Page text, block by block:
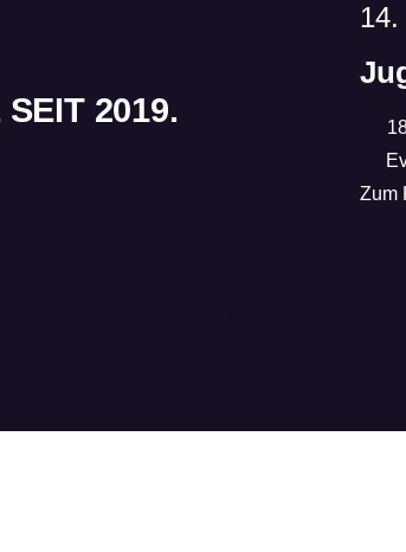
2019.
14.
Zum